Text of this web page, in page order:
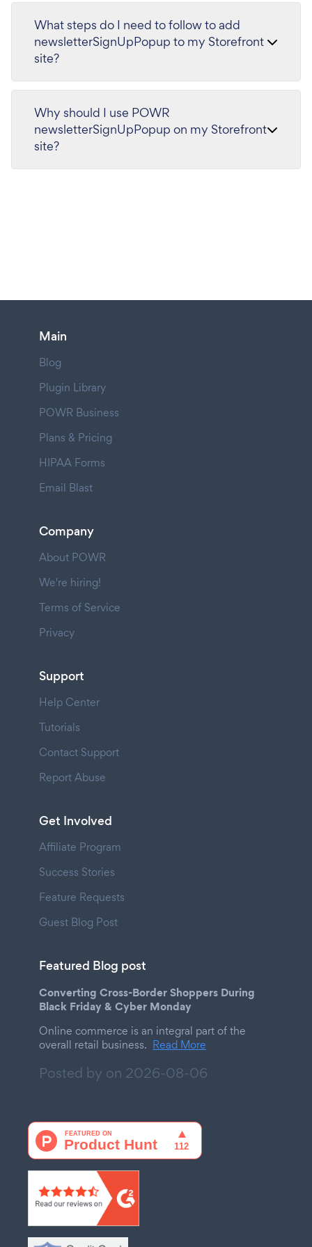
What steps do I need to follow to add
newsletterSignUpPopup to my Storefront
site?
Why should I use POWR
newsletterSignUpPopup on my Storefront
site?
Main
Blog
Plugin Library
POWR Business
Plans & Pricing
HIPAA Forms
Email Blast
Company
About POWR
We're hiring!
Terms of Service
Privacy
Support
Help Center
Tutorials
Contact Support
Report Abuse
Get Involved
Affiliate Program
Success Stories
Feature Requests
Guest Blog Post
Featured Blog post
Converting Cross-Border Shoppers During
Black Friday & Cyber Monday
Online commerce is an integral part of the
overall retail business. Read More
Posted by on 2026-08-06